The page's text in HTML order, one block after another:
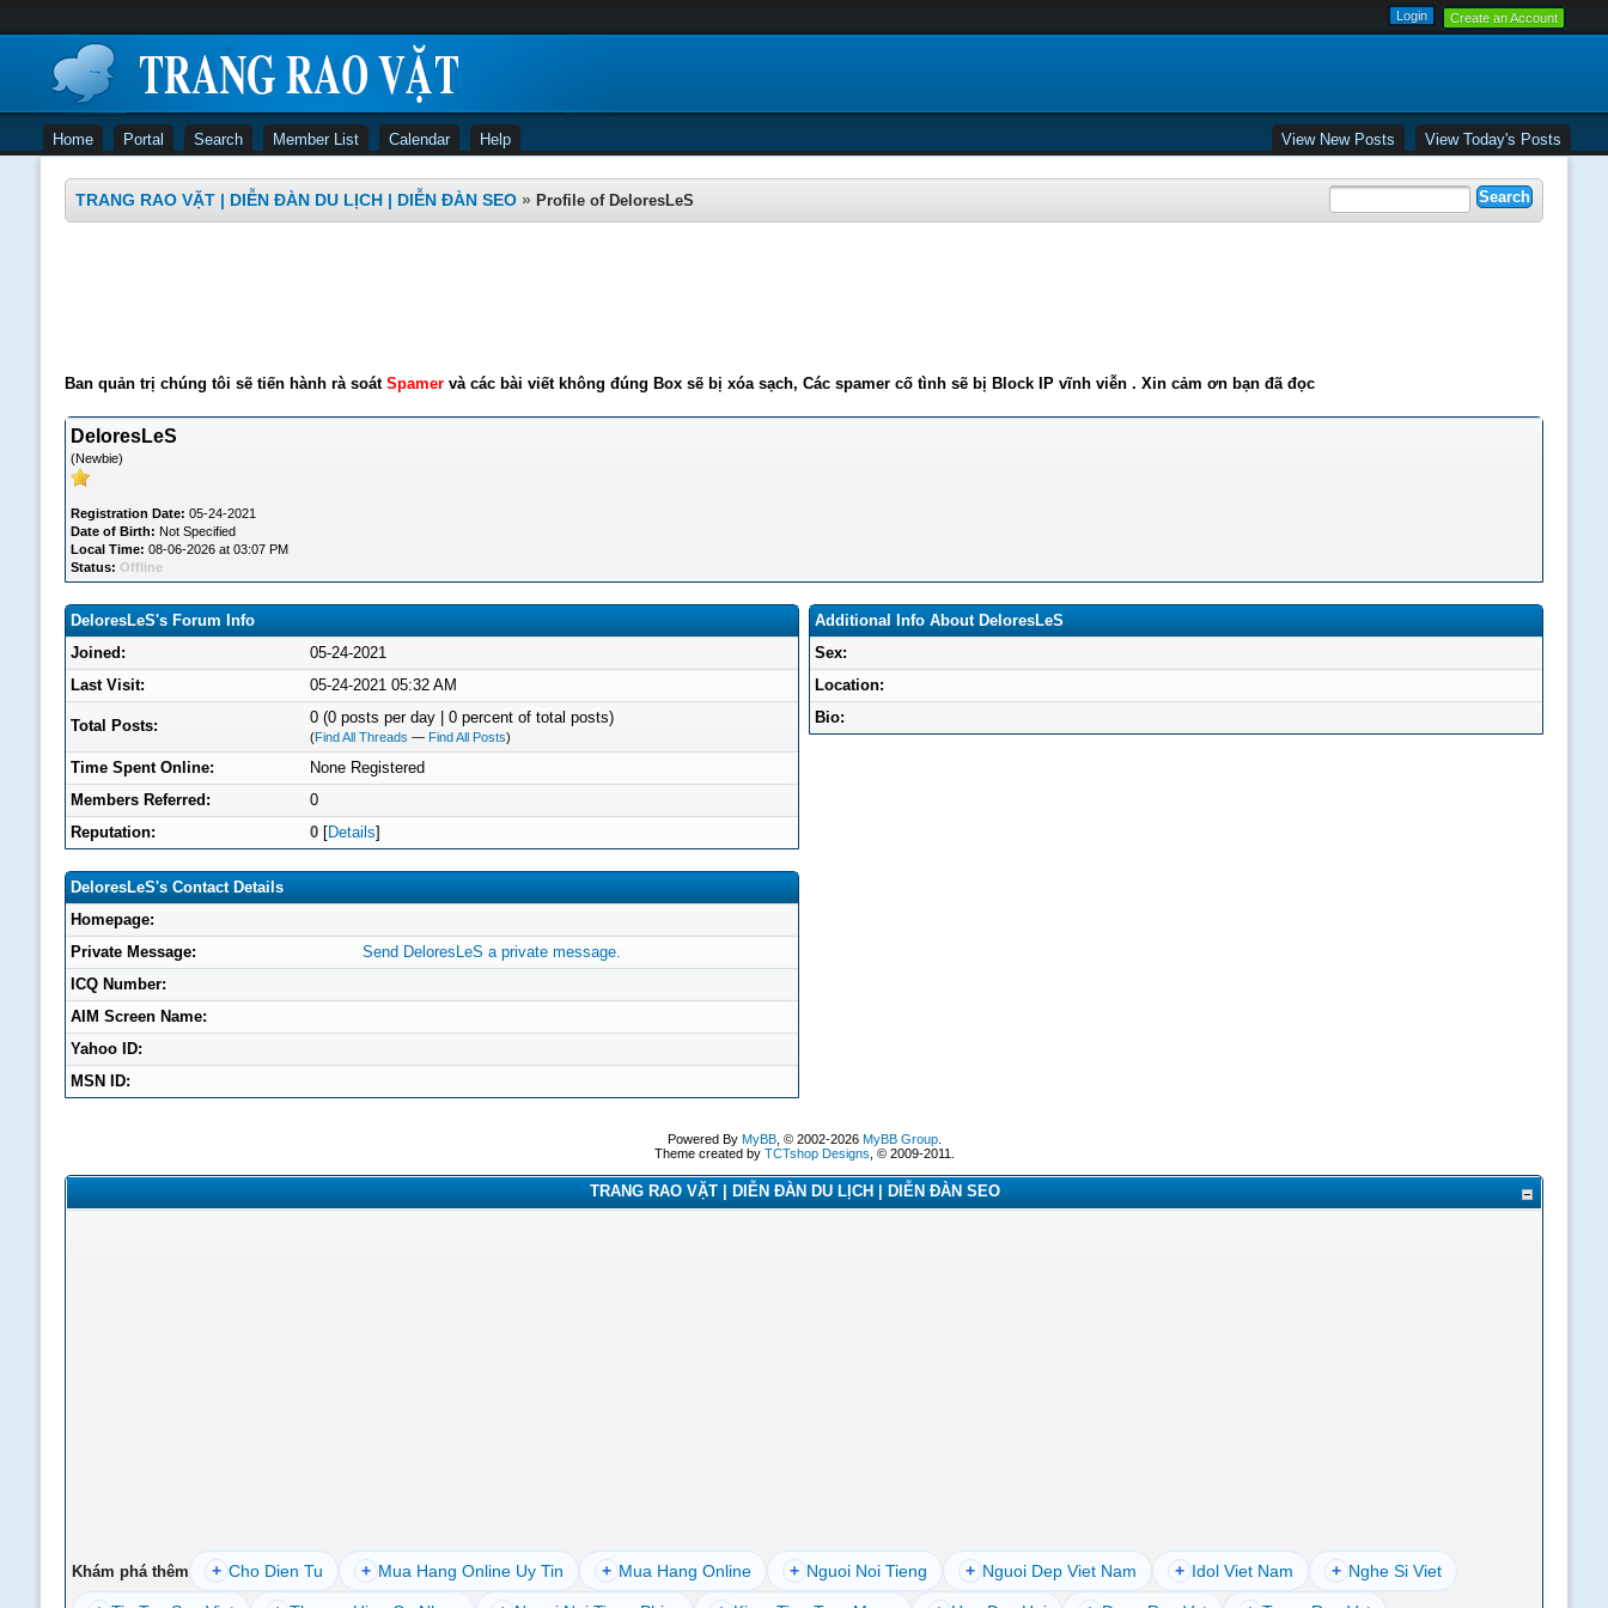
Create an Account
Home Portal Search Member List Calendar Help View New Posts View Today's Posts
TRANG RAO VẶT | DIỄN ĐÀN DU LỊCH | DIỄN ĐÀN SEO » Profile of DeloresLeS
Ban quản trị chúng tôi sẽ tiến hành rà soát Spamervà các bài viết không đúng Box sẽ bị xóa sạch, Các spamer cố tình sẽ bị Block IP vĩnh viễn . Xin cảm ơn bạn đã đọc
DeloresLeS
(Newbie)
Registration Date: 05-24-2021
Date of Birth: Not Specified
Local Time: 08-06-2026 at 03:07 PM
Status: Offline
DeloresLeS's Forum Info
Joined:
05-24-2021
Last Visit:
05-24-2021 05:32 AM
Total Posts: 0 (0 posts per day | 0 percent of total posts)
(Find All Threads — Find All Posts)
Time Spent Online:
None Registered
Members Referred:
0
Reputation:
0 [Details]
DeloresLeS's Contact Details
Homepage:
Private Message:
Send DeloresLeS a private message.
ICQ Number:
AIM Screen Name:
Yahoo ID:
MSN ID:
Additional Info About DeloresLeS
Sex:
Location:
Bio:
Powered By MyBB, © 2002-2026 MyBB Group.
Theme created by TCTshop Designs , © 2009-2011.
TRANG RAO VẶT | DIỄN ĐÀN DU LỊCH | DIỄN ĐÀN SEO
Khám phá thêm + Cho Dien Tu + Mua Hang Online Uy Tin + Mua Hang Online + Nguoi Noi Tieng + Nguoi Dep Viet Nam + Idol Viet Nam + Nghe Si Viet